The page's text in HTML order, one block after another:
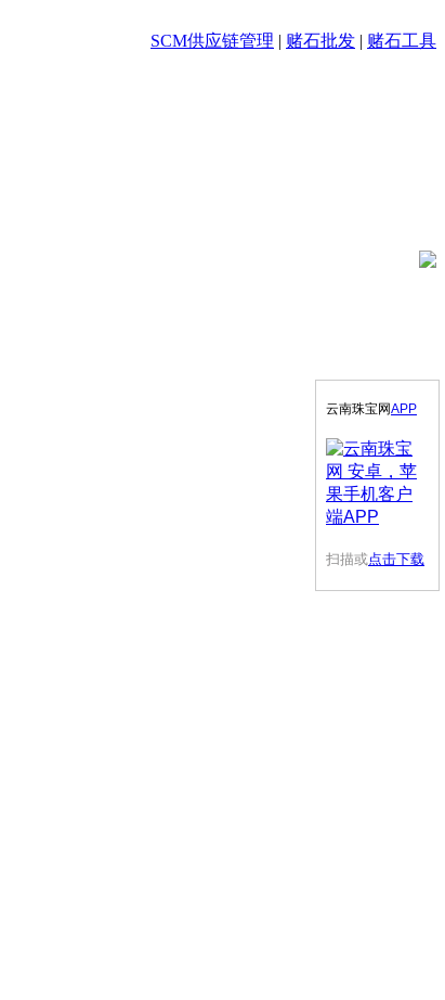
SCM供应链管理 | 赌石批发 | 赌石工具
云南珠宝网APP
扫描或点击下载